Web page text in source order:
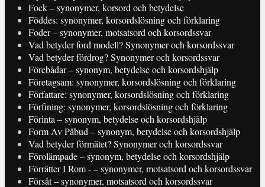
Fock – synonymer, korsord och betydelse
Föddes: synonymer, korsordslösning och förklaring
Foder – synonymer, motsatsord och korsordssvar
Vad betyder ford modell? Synonymer och korsordssvar
Vad betyder fördrog? Synonymer och korsordssvar
Förebådar – synonym, betydelse och korsordshjälp
Företagsam: synonymer, korsordslösning och förklaring
Författare: synonymer, korsordslösning och förklaring
Förfining: synonymer, korsordslösning och förklaring
Förinta – synonym, betydelse och korsordshjälp
Form Av Påbud – synonym, betydelse och korsordshjälp
Vad betyder förmätet? Synonymer och korsordssvar
Förolämpade – synonym, betydelse och korsordshjälp
Förrätter I Rom - – synonymer, motsatsord och korsordssvar
Försåt – synonymer, motsatsord och korsordssvar